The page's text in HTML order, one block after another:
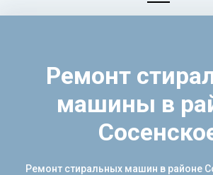
Ремонт
машины в
Ремонт стиральных машин в районе